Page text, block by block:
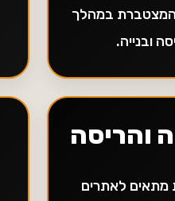
המצטברת במהלך
ובנייה.
והריסה
מתאים לאתרים